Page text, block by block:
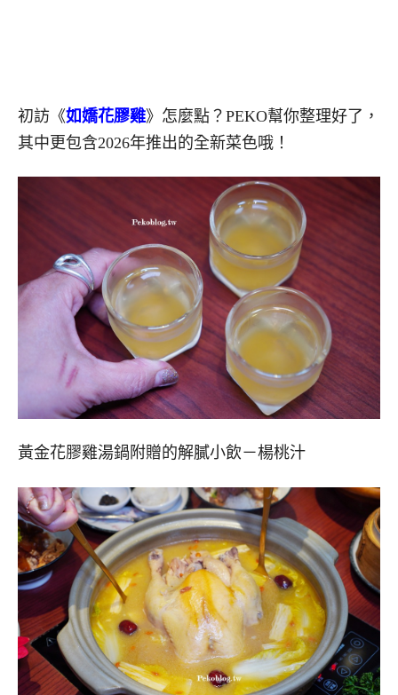
初訪《如嬌花膠雞》怎麼點？PEKO幫你整理好了，
其中更包含2026年推出的全新菜色哦！
黃金花膠雞湯鍋附贈的解膩小飲－楊桃汁